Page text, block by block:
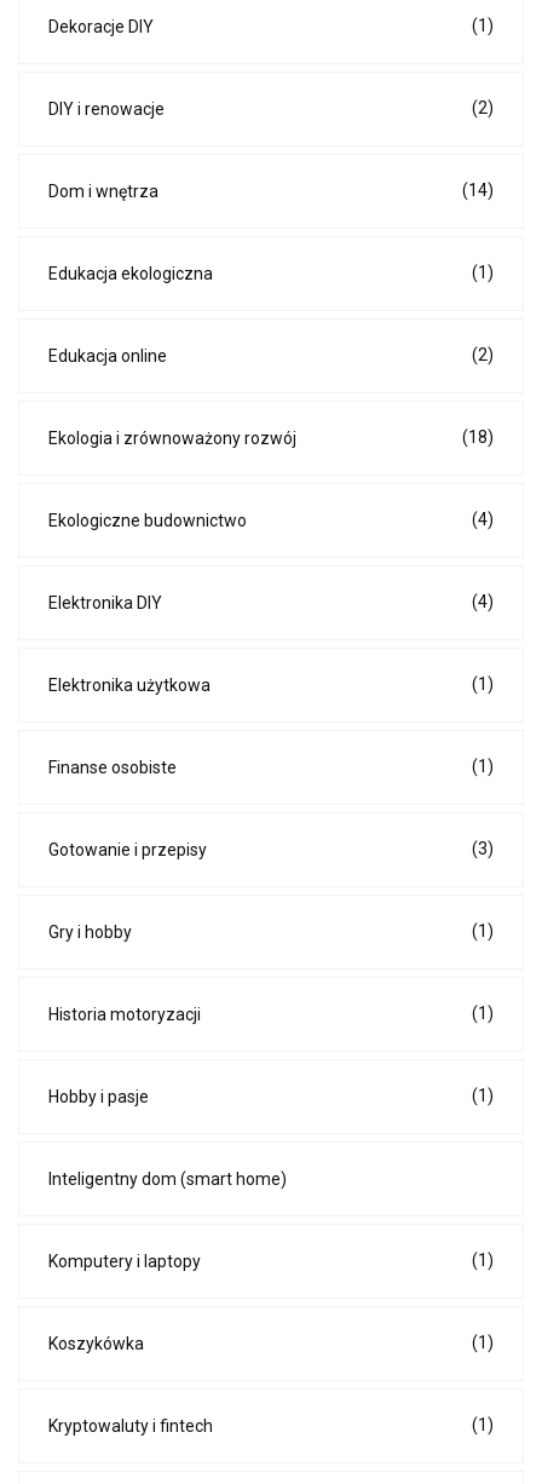
Dekoracje DIY (1)
DIY i renowacje (2)
Dom i wnętrza (14)
Edukacja ekologiczna (1)
Edukacja online (2)
Ekologia i zrównoważony rozwój (18)
Ekologiczne budownictwo (4)
Elektronika DIY (4)
Elektronika użytkowa (1)
Finanse osobiste (1)
Gotowanie i przepisy (3)
Gry i hobby (1)
Historia motoryzacji (1)
Hobby i pasje (1)
Inteligentny dom (smart home)
Komputery i laptopy (1)
Koszykówka (1)
Kryptowaluty i fintech (1)